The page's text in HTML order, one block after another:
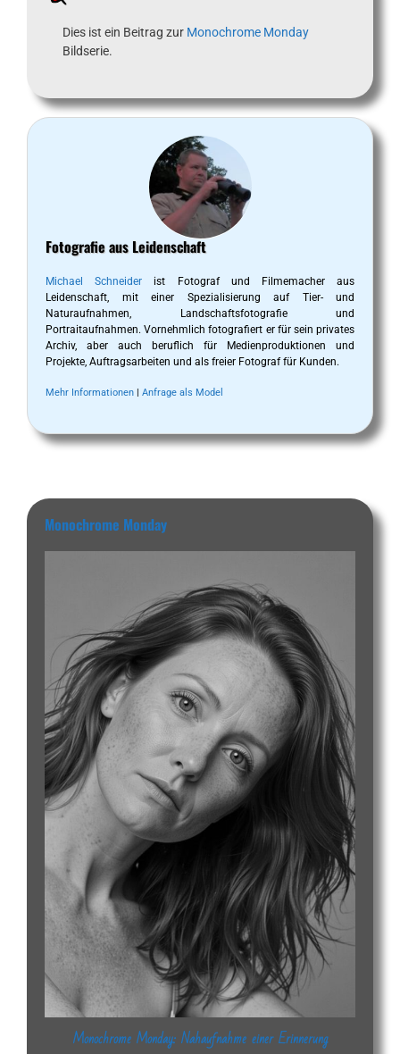
Dies ist ein Beitrag zur Monochrome Monday
Bildserie.
Fotografie aus Leidenschaft
Michael Schneider ist Fotograf und Filmemacher aus
Leidenschaft, mit einer Spezialisierung auf Tier- und
Naturaufnahmen, Landschaftsfotografie und
Portraitaufnahmen. Vornehmlich fotografiert er für sein privates
Archiv, aber auch beruflich für Medienproduktionen und
Projekte, Auftragsarbeiten und als freier Fotograf für Kunden.
Mehr Informationen Anfrage als Model
Monochrome Monday
Monochrome Monday: Nahaufnahme einer Erinnerung